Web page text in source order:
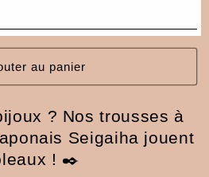
au panier
? Nos trousses à
Seigaiha jouent
! ✒️